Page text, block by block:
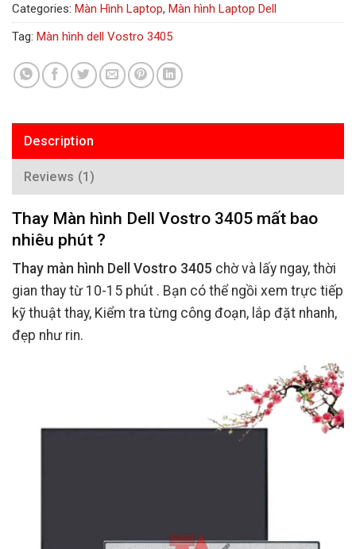
Categories: Màn Hình Laptop, Màn hình Laptop Dell
Tag: Màn hình dell Vostro 3405
Description
Reviews (1)
Thay Màn hình Dell Vostro 3405 mất bao
nhiêu phút ?
Thay màn hình Dell Vostro 3405 chờ và lấy ngay, thời
gian thay từ 10-15 phút . Bạn có thể ngồi xem trực tiếp
kỹ thuật thay, Kiểm tra từng công đoạn, lắp đặt nhanh,
đẹp như rin.